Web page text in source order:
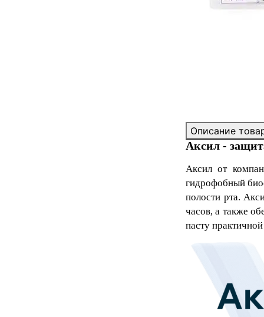
Описание
Аксил -
Аксил от
гидрофобный
полости рта.
часов, а также
пасту